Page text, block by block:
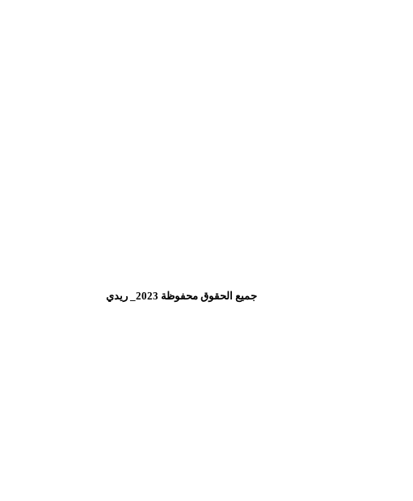
جميع الحقوق محفوظة 2023_ ريدي